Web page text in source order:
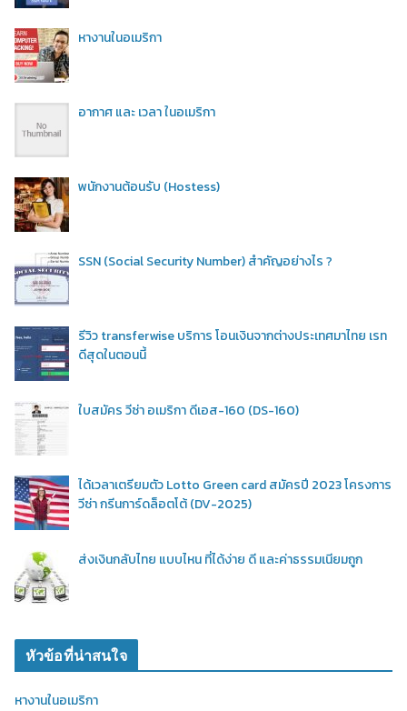
หางานในอเมริกา
อากาศ และ เวลา ในอเมริกา
พนักงานต้อนรับ (Hostess)
SSN (Social Security Number) สำคัญอย่างไร ?
รีวิว transferwise บริการ โอนเงินจากต่างประเทศมาไทย เรท
ดีสุดในตอนนี้
ใบสมัคร วีซ่า อเมริกา ดีเอส-160 (DS-160)
ได้เวลาเตรียมตัว Lotto Green card สมัครปี 2023 โครงการ
วีซ่า กรีนการ์ดล็อตโต้ (DV-2025)
ส่งเงินกลับไทย แบบไหน ที่ได้ง่าย ดี และค่าธรรมเนียมถูก
หัวข้อที่น่าสนใจ
หางานในอเมริกา